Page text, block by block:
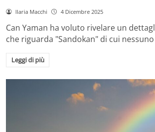
Ilaria Macchi 4 Dicembre 2025
Can Yaman ha voluto rivelare un
che riguarda "Sandokan" di cui
Leggi di più